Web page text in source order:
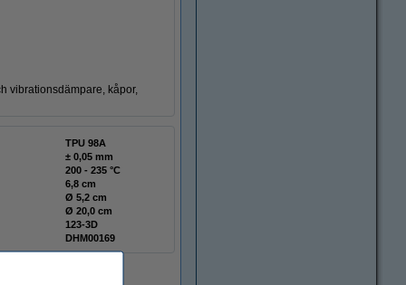
vibrationsdämpare, kåpor,
TPU 98A
± 0,05 mm
200 - 235 °C
6,8 cm
Ø 5,2 cm
Ø 20,0 cm
123-3D
DHM00169